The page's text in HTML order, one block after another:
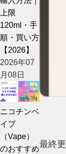
上限
120ml・手
順・買い方
【2026】
2026年07
月08日
ニコチンベ
イプ
（Vape）
のおすすめ最終